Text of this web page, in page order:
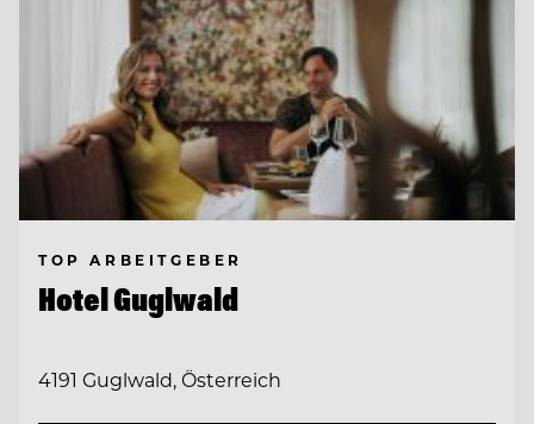
TOP ARBEITGEBER
Hotel Guglwald
4191 Guglwald, Österreich